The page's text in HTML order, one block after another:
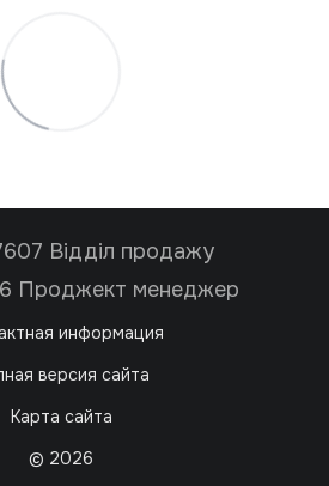
Відділ продажу
Проджект менеджер
информация
версия сайта
Карта сайта
© 2026